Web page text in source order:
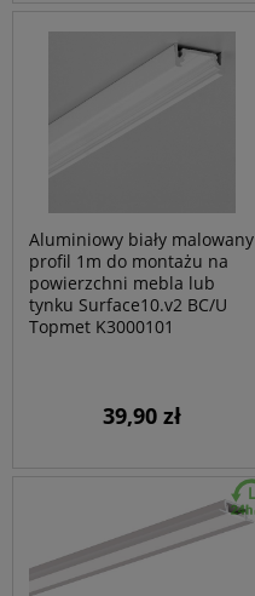
Aluminiowy biały malowany
profil 1m do montażu na
powierzchni mebla lub
tynku Surface10.v2 BC/U
Topmet K3000101
39,90 zł